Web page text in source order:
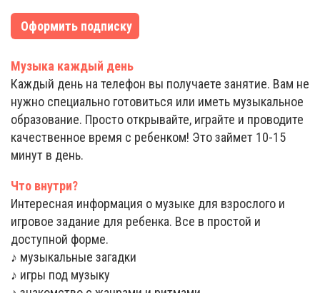
Оформить подписку
Музыка каждый день
Каждый день на телефон вы получаете занятие. Вам не
нужно специально готовиться или иметь музыкальное
образование. Просто открывайте, играйте и проводите
качественное время с ребенком! Это займет 10-15
минут в день.
Что внутри?
Интересная информация о музыке для взрослого и
игровое задание для ребенка. Все в простой и
доступной форме.
♪ музыкальные загадки
♪ игры под музыку